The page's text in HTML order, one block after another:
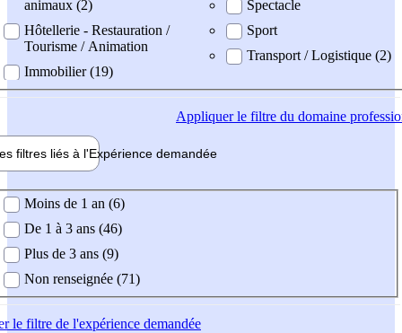
animaux (2)
Hôtellerie - Restauration /
Tourisme / Animation
Immobilier (19)
Spectacle
Sport
Transport / Logistique (2)
Appliquerle filtre du domaine
filtres liés à l'Expérience demandée
demandée
Moins de 1 an (6)
De 1 à 3 ans (46)
Plus de 3 ans (9)
Non renseignée (71)
le filtre de l'expérience demandée